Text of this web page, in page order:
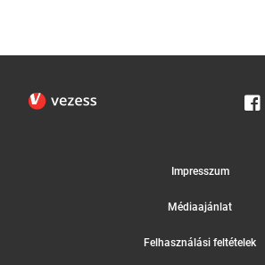
Impresszum
Médiaajánlat
Felhasználási feltételek